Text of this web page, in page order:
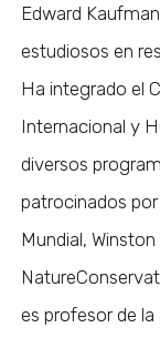
Edward
estudiosos en
Ha integrado el
Internacional y
diversos
patrocinados
Mundial,
es profesor de